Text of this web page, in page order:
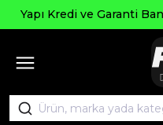
Yapı Kredi ve Garanti